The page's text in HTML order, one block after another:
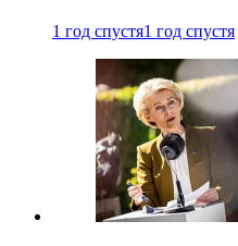
1 год спустя1 год спустя